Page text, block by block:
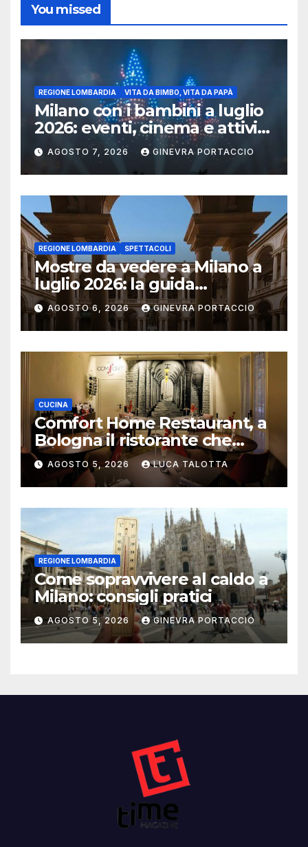
You missed
REGIONE LOMBARDIA VITA DA BIMBO, VITA DA PAPÀ
Milano con i bambini a luglio
2026: eventi, cinema e attività
per famiglie
AGOSTO 7, 2026 GINEVRA PORTACCIO
REGIONE LOMBARDIA SPETTACOLI
Mostre da vedere a Milano a
luglio 2026: la guida
aggiornata
AGOSTO 6, 2026 GINEVRA PORTACCIO
CUCINA
Comfort Home Restaurant, a
Bologna il ristorante che
trasforma l’ospitalità in
un’esperienza di casa
AGOSTO 5, 2026 LUCA TALOTTA
REGIONE LOMBARDIA
Come sopravvivere al caldo a
Milano: consigli pratici
AGOSTO 5, 2026 GINEVRA PORTACCIO